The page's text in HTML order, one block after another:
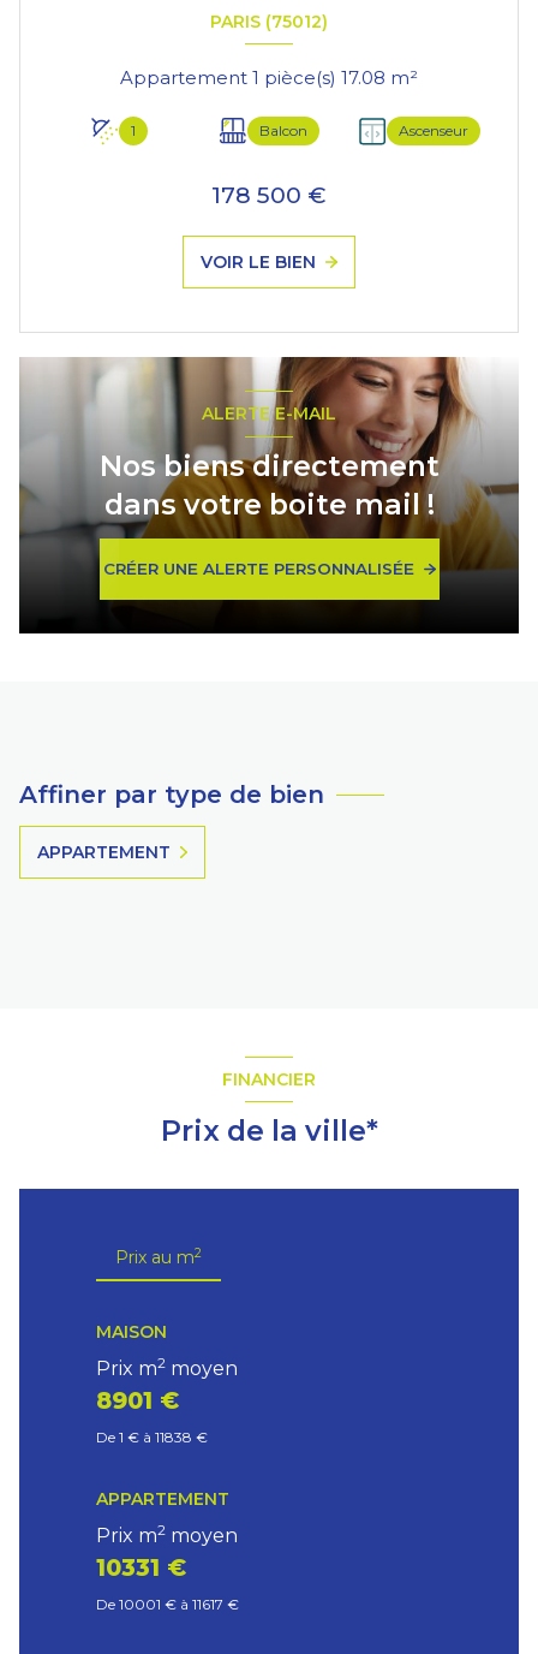
PARIS (75012)
Appartement 1 pièce(s) 17.08 m²
1 Balcon Ascenseur
178 500 €
VOIR LE BIEN
ALERTE E-MAIL
Nos biens directement
dans votre boite mail !
CRÉER UNE ALERTE PERSONNALISÉE
Affiner par type de bien
APPARTEMENT
FINANCIER
Prix de la ville*
Prix au m2
MAISON
Prix m2 moyen
8901 €
De 1 € à 11838 €
APPARTEMENT
Prix m2 moyen
10331 €
De 10001 € à 11617 €